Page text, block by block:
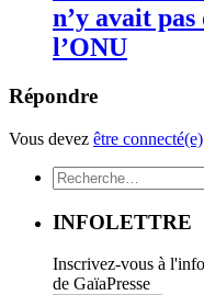
n’y avait
l’ONU
Répondre
Vous devez être connecté(e)
Rechercher :
INFOLETTRE
Inscrivez-vous à
de GaïaPresse